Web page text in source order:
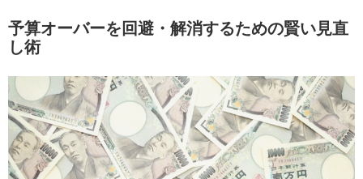
予算オーバーを回避・解消するための賢い見直
し術